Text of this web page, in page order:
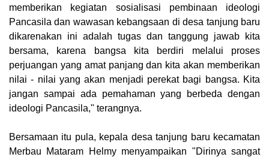
memberikan kegiatan sosialisasi pembinaan ideologi
Pancasila dan wawasan kebangsaan di desa tanjung baru
dikarenakan ini adalah tugas dan tanggung jawab kita
bersama, karena bangsa kita berdiri melalui proses
perjuangan yang amat panjang dan kita akan memberikan
nilai - nilai yang akan menjadi perekat bagi bangsa. Kita
jangan sampai ada pemahaman yang berbeda dengan
ideologi Pancasila," terangnya.
Bersamaan itu pula, kepala desa tanjung baru kecamatan
Merbau Mataram Helmy menyampaikan "Dirinya sangat